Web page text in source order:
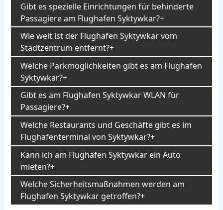
Gibt es spezielle Einrichtungen für behinderte
Passagiere am Flughafen Syktywkar?
Wie weit ist der Flughafen Syktywkar vom
Stadtzentrum entfernt?
Welche Parkmöglichkeiten gibt es am Flughafen
Syktywkar?
Gibt es am Flughafen Syktywkar WLAN für
Passagiere?
Welche Restaurants und Geschäfte gibt es im
Flughafenterminal von Syktywkar?
Kann ich am Flughafen Syktywkar ein Auto
mieten?
Welche Sicherheitsmaßnahmen werden am
Flughafen Syktywkar getroffen?